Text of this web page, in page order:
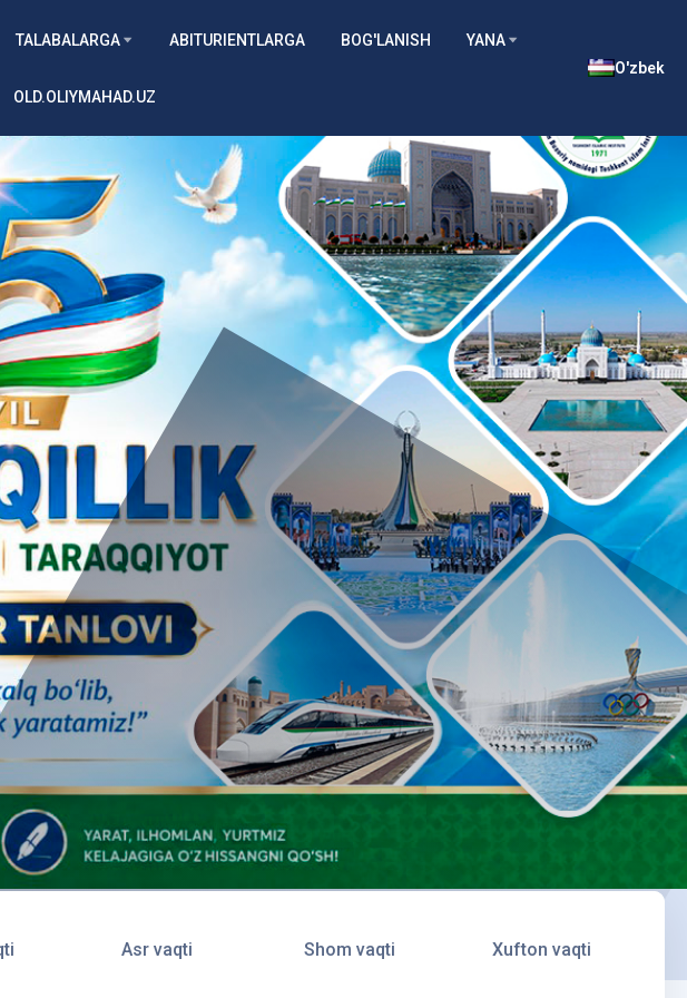
TALABALARGA ABITURIENTLARGA BOG'LANISH YANA
OLD.OLIYMAHAD.UZ
O'zbek
Asr vaqti Shom vaqti Xufton vaqti